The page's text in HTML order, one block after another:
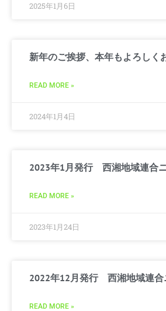
2025年1月6日
新年のご挨拶、本年もよろしく
READ MORE »
2024年1月4日
2023年1月発行 西湘地域連合
READ MORE »
2023年1月24日
2022年12月発行 西湘地域連合
READ MORE »